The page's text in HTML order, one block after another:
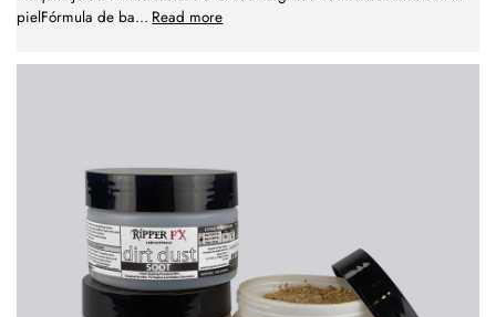
pielFórmula de ba... Read more